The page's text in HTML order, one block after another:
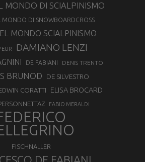
MONDO DI SCIALPINISMO
MONDO DI SNOWBOARDCROSS
MONDO SCIALPINISMO
DAMIANO LENZI
DE FABIANI DENIS TRENTO
BRUNOD DE SILVESTRO
CORATTI ELISA BROCARD
FABIO MERALDI
FISCHNALLER